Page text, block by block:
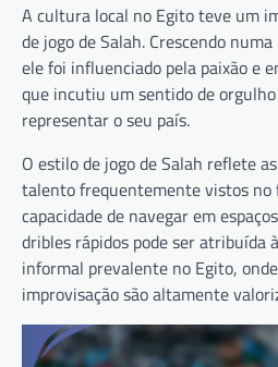
A cultura local no Egito teve um
de jogo de Salah. Crescendo
ele foi influenciado pela paixão e
que incutiu um sentido de
representar o seu país.
O estilo de jogo de Salah reflete
talento frequentemente vistos no
capacidade de navegar em
dribles rápidos pode ser atribuída
informal prevalente no Egito,
improvisação são altamente